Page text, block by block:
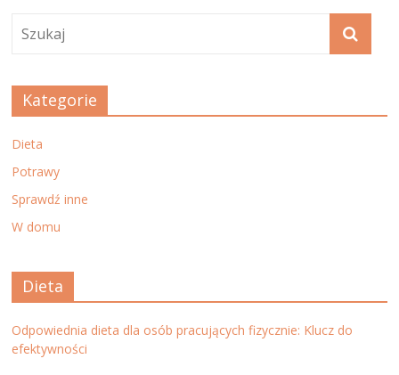
Kategorie
Dieta
Potrawy
Sprawdź inne
W domu
Dieta
Odpowiednia dieta dla osób pracujących fizycznie: Klucz do
efektywności